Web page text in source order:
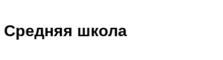
Средняя школа